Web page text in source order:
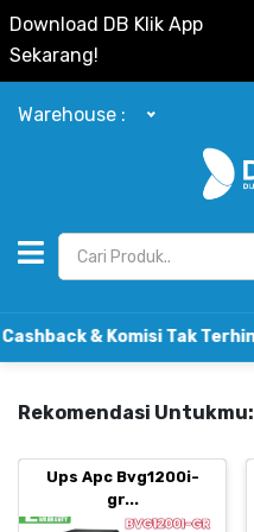
Download DB Klik App
Sekarang!
Warehouse :
& Komisi Tak Terhingga
Rekomendasi Untukmu:
Ups Apc Bvg1200i-
gr...